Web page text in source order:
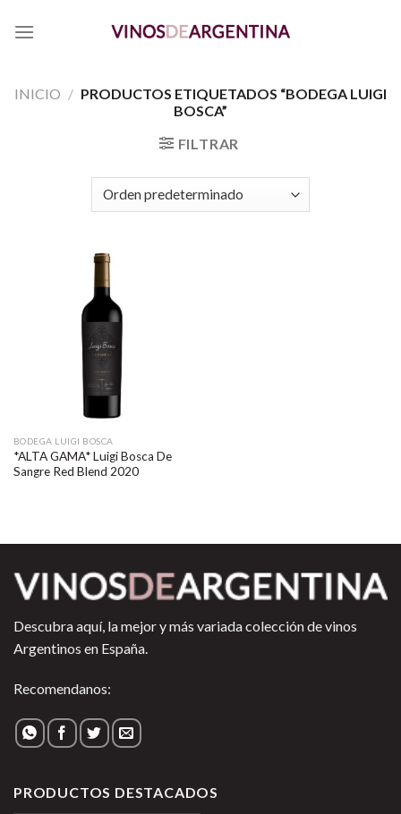
INICIO / PRODUCTOS ETIQUETADOS “BODEGA LUIGI
BOSCA”
FILTRAR
BODEGA LUIGI BOSCA
*ALTA GAMA* Luigi Bosca De
Sangre Red Blend 2020
Descubra aquí, la mejor y más variada colección de vinos
Argentinos en España.
Recomendanos:
PRODUCTOS DESTACADOS